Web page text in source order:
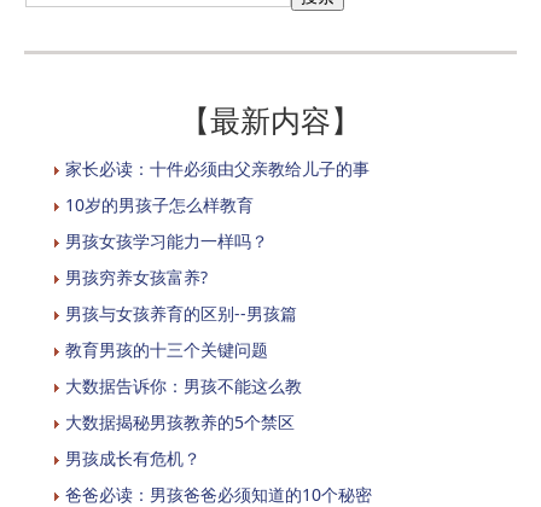
【最新内容】
家长必读：十件必须由父亲教给儿子的事
10岁的男孩子怎么样教育
男孩女孩学习能力一样吗？
男孩穷养女孩富养?
男孩与女孩养育的区别--男孩篇
教育男孩的十三个关键问题
大数据告诉你：男孩不能这么教
大数据揭秘男孩教养的5个禁区
男孩成长有危机？
爸爸必读：男孩爸爸必须知道的10个秘密